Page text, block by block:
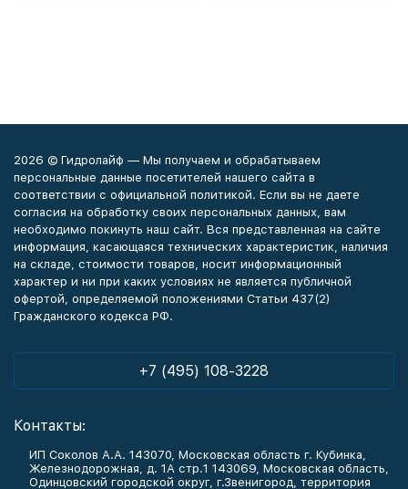
2026 © Гидролайф — Мы получаем и обрабатываем
персональные данные посетителей нашего сайта в
соответствии с официальной политикой. Если вы не даете
согласия на обработку своих персональных данных, вам
необходимо покинуть наш сайт. Вся представленная на сайте
информация, касающаяся технических характеристик, наличия
на складе, стоимости товаров, носит информационный
характер и ни при каких условиях не является публичной
офертой, определяемой положениями Статьи 437(2)
Гражданского кодекса РФ.
+7 (495) 108-3228
Контакты:
ИП Соколов А.А. 143070, Московская область г. Кубинка,
Железнодорожная, д. 1А стр.1 143069, Московская область,
Одинцовский городской округ, г.Звенигород, территория